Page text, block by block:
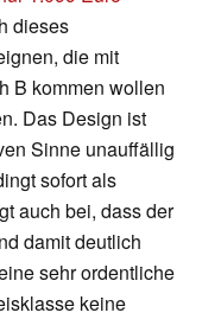
dieses
die mit
B kommen wollen
Das Design ist
Sinne unauffällig
sofort als
auch bei, dass der
damit deutlich
sehr ordentliche
keine